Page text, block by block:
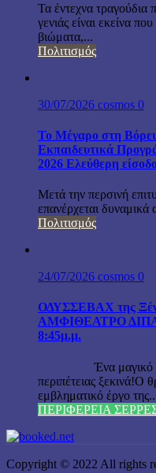
Τα έντεχνα τραγούδια
γενιάς είναι εκείνα
βιώματα,...
Πολιτισμός
30/07/2026 cosmos 0
Το Μέγαρο στη
Εκπαιδευτικά
2026 Ελεύθερη
Μετά την περσινή
επανέρχεται
Πολιτισμός
24/07/2026 cosmos 0
ΟΔΥΣΣΕΒΑΧ της
ΑΜΦΙΘΕΑΤΡΟ ΔΙΠΑΕ
8:45μ.μ.
Ένα μαγικό
περιπέτειας ξεκινά!Ο
εμβληματικό έργο
ΠΕΡΙΦΕΡΕΙΑ
Copyright © 2022 All rights